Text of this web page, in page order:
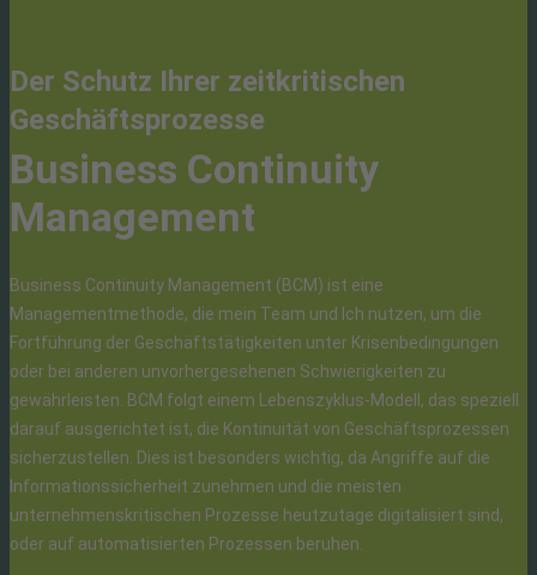
Der Schutz Ihrer zeitkritischen
Geschäftsprozesse
Business Continuity
Management
Business Continuity Management (BCM) ist eine
Managementmethode, die mein Team und Ich nutzen, um die
Fortführung der Geschäftstätigkeiten unter Krisenbedingungen
oder bei anderen unvorhergesehenen Schwierigkeiten zu
gewährleisten. BCM folgt einem Lebenszyklus-Modell, das speziell
darauf ausgerichtet ist, die Kontinuität von Geschäftsprozessen
sicherzustellen. Dies ist besonders wichtig, da Angriffe auf die
Informationssicherheit zunehmen und die meisten
unternehmenskritischen Prozesse heutzutage digitalisiert sind,
oder auf automatisierten Prozessen beruhen.